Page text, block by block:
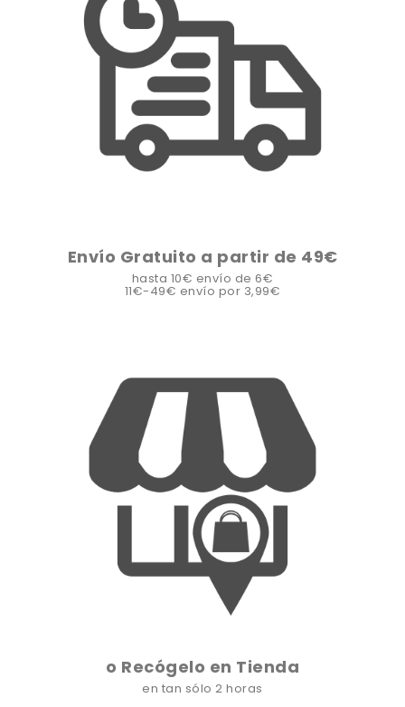
Envío Gratuito a partir de 49€
hasta 10€ envío de 6€
11€-49€ envío por 3,99€
o Recógelo en Tienda
en tan sólo 2 horas